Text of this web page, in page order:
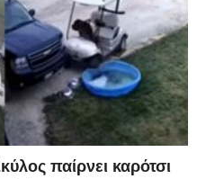
παίρνει καρότσι